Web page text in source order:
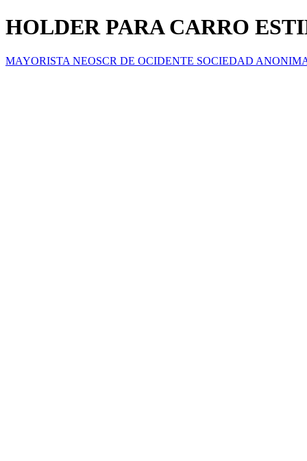
HOLDER PARA CARRO
MAYORISTA NEOSCR DE OCIDENTE SOCIEDAD